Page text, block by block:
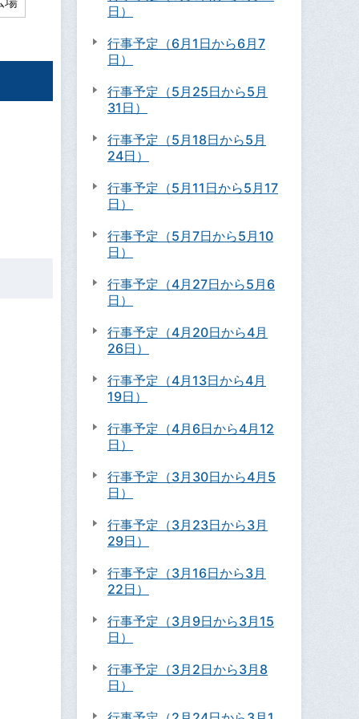
日）
行事予定（6月1日から6月7
日）
行事予定（5月25日から5月
31日）
行事予定（5月18日から5月
24日）
行事予定（5月11日から5月17
日）
行事予定（5月7日から5月10
日）
行事予定（4月27日から5月6
日）
行事予定（4月20日から4月
26日）
行事予定（4月13日から4月
19日）
行事予定（4月6日から4月12
日）
行事予定（3月30日から4月5
日）
行事予定（3月23日から3月
29日）
行事予定（3月16日から3月
22日）
行事予定（3月9日から3月15
日）
行事予定（3月2日から3月8
日）